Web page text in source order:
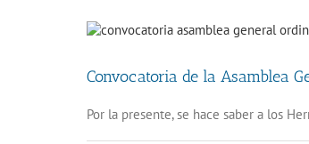
Convocatoria de la Asamblea
Por la presente, se hace saber a los